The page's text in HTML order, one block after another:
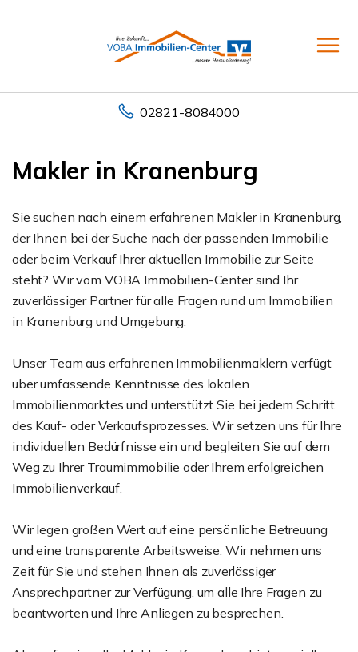
02821-8084000
Makler in Kranenburg
Sie suchen nach einem erfahrenen Makler in Kranenburg,
der Ihnen bei der Suche nach der passenden Immobilie
oder beim Verkauf Ihrer aktuellen Immobilie zur Seite
steht? Wir vom VOBA Immobilien-Center sind Ihr
zuverlässiger Partner für alle Fragen rund um Immobilien
in Kranenburg und Umgebung.
Unser Team aus erfahrenen Immobilienmaklern verfügt
über umfassende Kenntnisse des lokalen
Immobilienmarktes und unterstützt Sie bei jedem Schritt
des Kauf- oder Verkaufsprozesses. Wir setzen uns für Ihre
individuellen Bedürfnisse ein und begleiten Sie auf dem
Weg zu Ihrer Traumimmobilie oder Ihrem erfolgreichen
Immobilienverkauf.
Wir legen großen Wert auf eine persönliche Betreuung
und eine transparente Arbeitsweise. Wir nehmen uns
Zeit für Sie und stehen Ihnen als zuverlässiger
Ansprechpartner zur Verfügung, um alle Ihre Fragen zu
beantworten und Ihre Anliegen zu besprechen.